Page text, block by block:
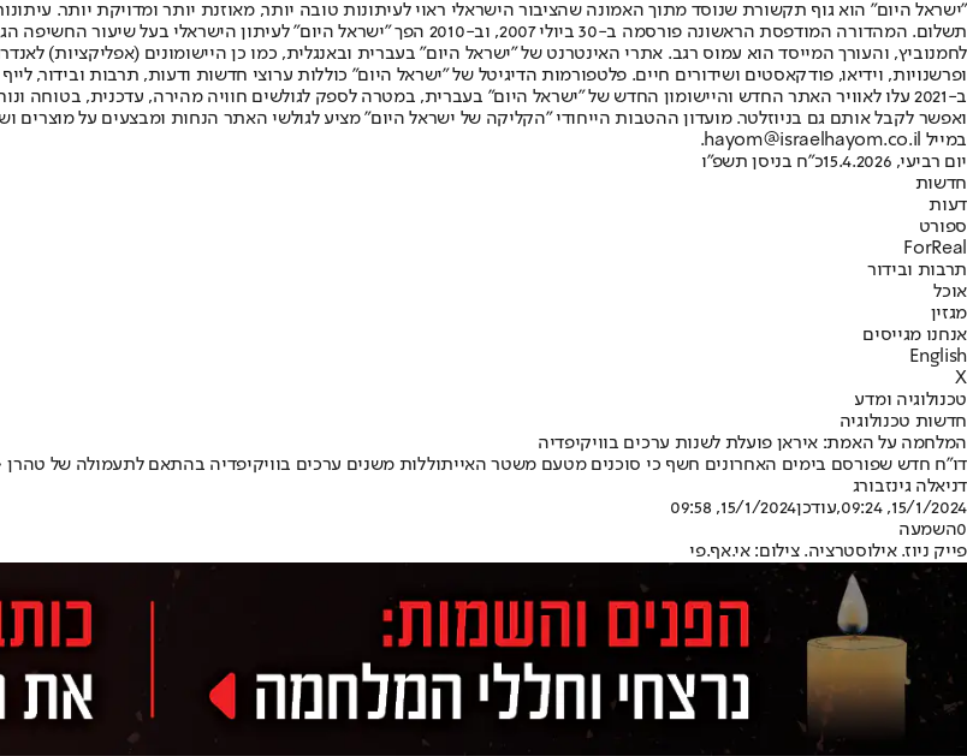
"ישראל היום" הוא גוף תקשורת שנוסד מתוך האמונה שהציבור הישראלי ראוי לעיתונות טובה יותר, מאוזנת יותר ומדויקת יותר.
תשלום. המהדורה המודפסת הראשונה פורסמה ב-30 ביולי 2007, וב-2010 הפך "ישראל
ופרשנויות, וידיאו, פודקאסטים ושידורים חיים. פלטפורמות הדיגיטל של "ישראל היום" כוללות ערוצי חדשות ודעות, תרבות ובידור,
ב-2021 עלו לאוויר האתר החדש והיישומון החדש של "ישראל היום" בעברית, במטרה לספק לגולשים חוויה מהירה, עדכנית,
ואפשר לקבל אותם גם בניוזלטר. מועדון ההטבות הייחודי "הקליקה של ישראל היום" מציע לגולשי האתר הנחות ומבצעים על מוצרים
במייל hayom@israelhayom.co.il.
יום רביעי, 15.4.2026
כ"ח בניסן תשפ"ו
חדשות
דעות
ספורט
ForReal
תרבות ובידור
אוכל
מגזין
אנחנו מגייסים
English
X
טכנולוגיה ומדע
חדשות טכנולוגיה
המלחמה על האמת: איראן פועלת לשנות ערכים בוויקיפדיה
דו"ח חדש שפורסם בימים האחרונים חשף כי סוכנים מטעם משטר האייתוללות משנים ערכים בוויקיפדיה בהתאם לתעמולה של טהרן •
דניאלה גינזבורג
15/1/2024, 09:24
,עודכן15/1/2024, 09:58
0השמעה
פייק ניוז. אילוסטרציה. צילום: אי.אף.פי